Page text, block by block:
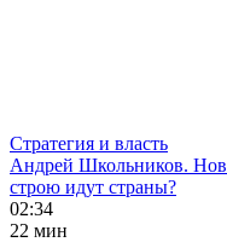
Стратегия и власть
Андрей Школьников.
строю идут страны?
02:34
22 мин